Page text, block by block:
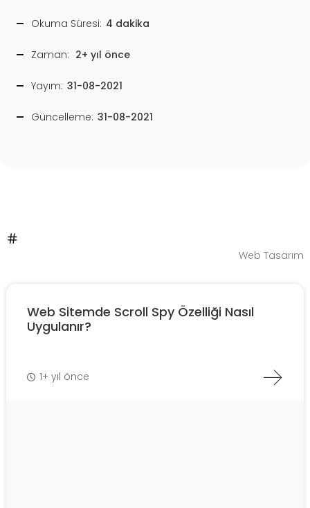
Okuma Süresi: 4 dakika
Zaman: 2+ yıl önce
Yayım: 31-08-2021
Güncelleme: 31-08-2021
Web Tasarım
Web Sitemde Scroll Spy Özelliği Nasıl
Uygulanır?
1+ yıl önce